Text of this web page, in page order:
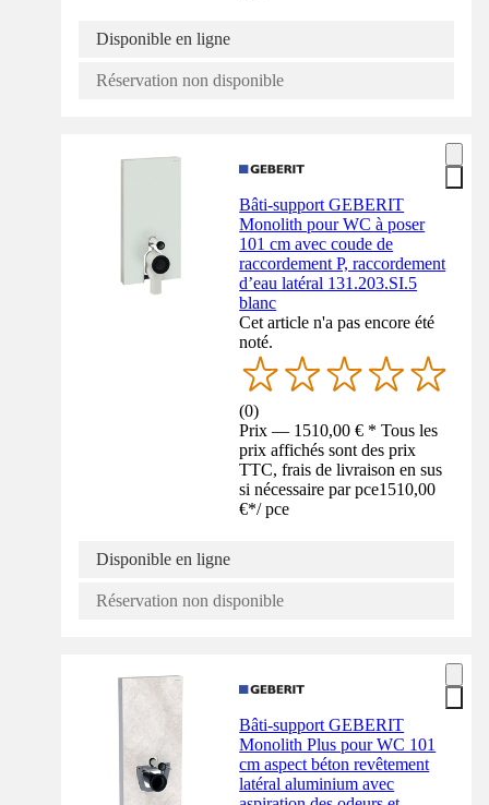
Disponible en ligne
Réservation non disponible
Bâti-support GEBERIT
Monolith pour WC à poser
101 cm avec coude de
raccordement P, raccordement
d’eau latéral 131.203.SI.5
blanc
Cet article n'a pas encore été
noté.
(0)
Prix — 1510,00 € * Tous les
prix affichés sont des prix
TTC, frais de livraison en sus
si nécessaire par pce1510,00
€*/ pce
Disponible en ligne
Réservation non disponible
Bâti-support GEBERIT
Monolith Plus pour WC 101
cm aspect béton revêtement
latéral aluminium avec